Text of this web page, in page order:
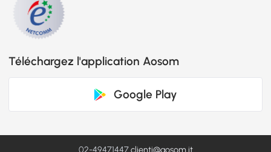
Téléchargez l'application Aosom
Google Play
02-49471447clienti@aosom.it